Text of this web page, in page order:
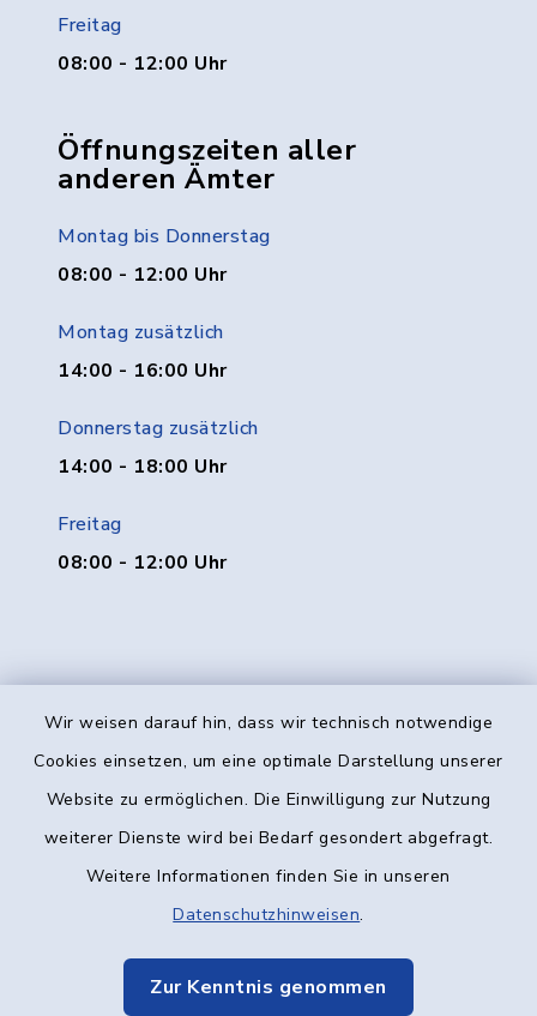
Wir weisen darauf hin, dass wir technisch notwendige
Cookies einsetzen, um eine optimale Darstellung unserer
Website zu ermöglichen. Die Einwilligung zur Nutzung
weiterer Dienste wird bei Bedarf gesondert abgefragt.
Weitere Informationen finden Sie in unseren
Datenschutzhinweisen.
Zur Kenntnis genommen
Freitag
08:00 - 12:00 Uhr
Öffnungszeiten aller
anderen Ämter
Montag bis Donnerstag
08:00 - 12:00 Uhr
Montag zusätzlich
14:00 - 16:00 Uhr
Donnerstag zusätzlich
14:00 - 18:00 Uhr
Freitag
08:00 - 12:00 Uhr
Kontakt
Datenschutz
Elektronische Kommunikation